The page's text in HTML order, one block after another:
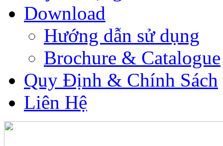
Download
Hướng dẫn sử dụng
Brochure & Catalogue
Quy Định & Chính Sách
Liên Hệ